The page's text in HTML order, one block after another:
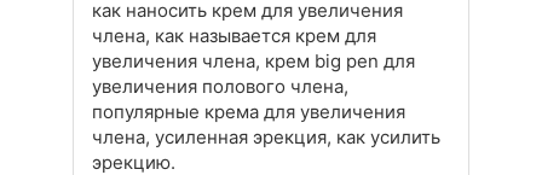
как наносить крем для увеличения
члена, как называется крем для
увеличения члена, крем big pen для
увеличения полового члена,
популярные крема для увеличения
члена, усиленная эрекция, как усилить
эрекцию.